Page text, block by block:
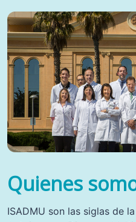
Quienes
ISADMU son las siglas de